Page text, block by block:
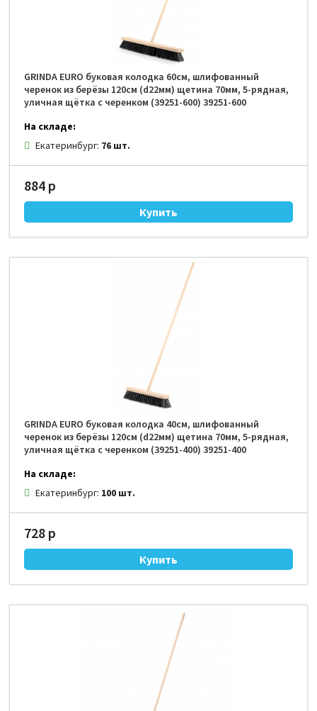
GRINDA EURO буковая колодка 60см, шлифованный
черенок из берёзы 120см (d22мм) щетина 70мм, 5-рядная,
уличная щётка с черенком (39251-600) 39251-600
На складе:
Екатеринбург: 76 шт.
884 р
GRINDA EURO буковая колодка 40см, шлифованный
черенок из берёзы 120см (d22мм) щетина 70мм, 5-рядная,
уличная щётка с черенком (39251-400) 39251-400
На складе:
Екатеринбург: 100 шт.
728 р